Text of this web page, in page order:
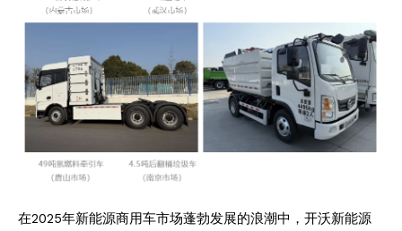
在2025年新能源商用车市场蓬勃发展的浪潮中，开沃新能源